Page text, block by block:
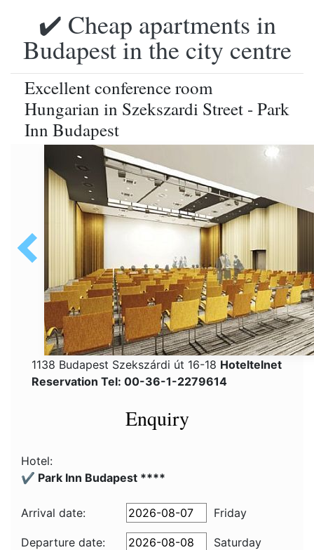
✔️ Cheap apartments in
Budapest in the city centre
Excellent conference room
Hungarian in Szekszardi Street - Park
Inn Budapest
1138 Budapest Szekszárdi út 16-18 Hoteltelnet
Reservation Tel: 00-36-1-2279614
Enquiry
Hotel:
✔️ Park Inn Budapest ****
Arrival date: Friday
Departure date:
Saturday